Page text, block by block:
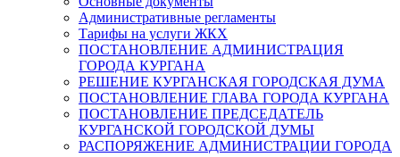
Административные регламенты
Тарифы на услуги ЖКХ
ПОСТАНОВЛЕНИЕ АДМИНИСТРАЦИЯ
ГОРОДА КУРГАНА
РЕШЕНИЕ КУРГАНСКАЯ ГОРОДСКАЯ ДУМА
ПОСТАНОВЛЕНИЕ ГЛАВА ГОРОДА КУРГАНА
ПОСТАНОВЛЕНИЕ ПРЕДСЕДАТЕЛЬ
КУРГАНСКОЙ ГОРОДСКОЙ ДУМЫ
РАСПОРЯЖЕНИЕ АДМИНИСТРАЦИИ ГОРОДА